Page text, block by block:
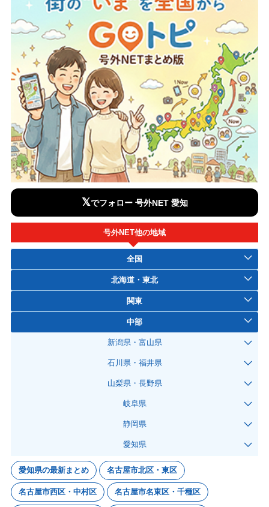
𝕏でフォロー 号外NET 愛知
号外NET他の地域
全国
北海道・東北
関東
中部
新潟県・富山県
石川県・福井県
山梨県・長野県
岐阜県
静岡県
愛知県
愛知県の最新まとめ 名古屋市北区・東区
名古屋市西区・中村区 名古屋市名東区・千種区